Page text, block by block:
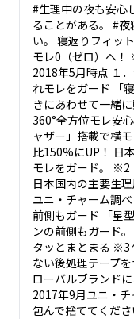
#生理中の夜も安心
ることがある。 #
い。 寝返りフィッ
モレ0（ゼロ）へ！
2018年5月時点 １
れモレをガード 「
きにあわせて一緒
360°全方位モレ安
ャザー」搭載で横
比150%にUP！ 日
モレをガード。 ※2
日本国内の主要生
ユニ・チャーム調
前側もガード 「星
ンの前側もガード
タッとまとまる ※3
ない後処理テープ
ローバルブランド
2017年9月ユニ・
包んで捨ててくだ